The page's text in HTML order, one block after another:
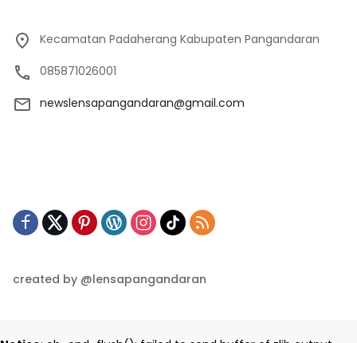
Kecamatan Padaherang Kabupaten Pangandaran
085871026001
newslensapangandaran@gmail.com
created by @lensapangandaran